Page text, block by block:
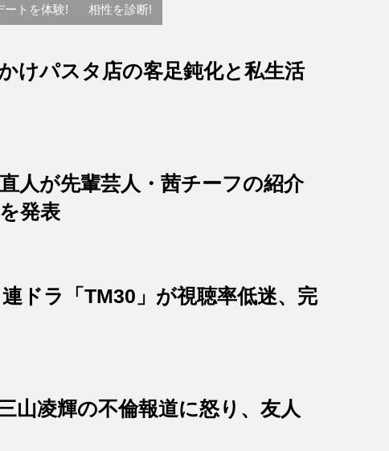
ートを体験! 相性を診断!
けパスタ店の客足鈍化と私生活
人が先輩芸人・茜チーフの紹介
発表
ドラ「TM30」が視聴率低迷、完
山凌輝の不倫報道に怒り、友人